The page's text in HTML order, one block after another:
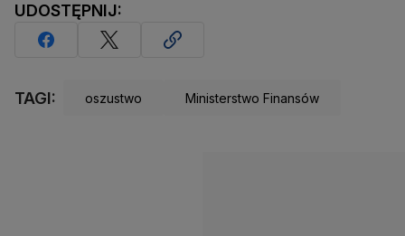
UDOSTĘPNIJ:
TAGI: oszustwo Ministerstwo Finansów